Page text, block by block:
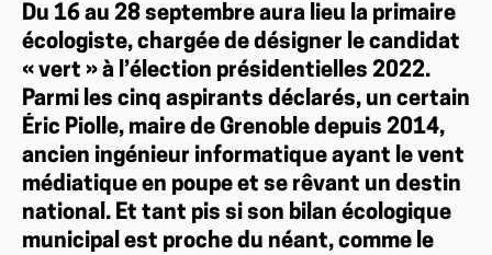
Du 16 au 28 septembre aura lieu la primaire
écologiste, chargée de désigner le candidat
« vert » à l’élection présidentielles 2022.
Parmi les cinq aspirants déclarés, un certain
Éric Piolle, maire de Grenoble depuis 2014,
ancien ingénieur informatique ayant le vent
médiatique en poupe et se rêvant un destin
national. Et tant pis si son bilan écologique
municipal est proche du néant, comme le